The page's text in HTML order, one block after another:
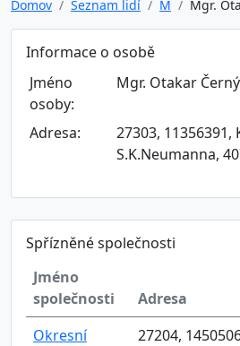
Domov Seznam lidí M Mgr.
Informace o osobě
Jméno
osoby:
Mgr. Otakar Černý
Adresa:
27303, 11356391,
S.K.Neumanna,
Spřízněné společnosti
Jméno
společnosti
Adresa
Okresní
27204,